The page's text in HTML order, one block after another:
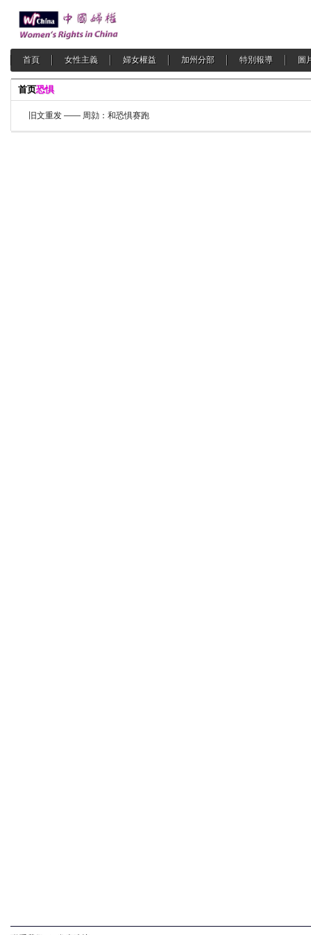
首頁 女性主義 婦女權益 加州分部 特別報導 圖
首页恐惧
旧文重发 —— 周勍：和恐惧赛跑